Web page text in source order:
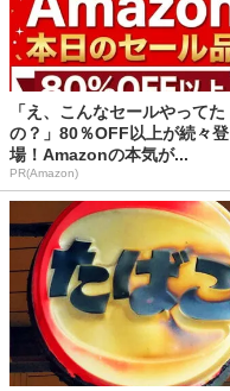
「え、こんなセールやってた
の？」80％OFF以上が続々登
場！Amazonの本気が...
PR(Amazon)